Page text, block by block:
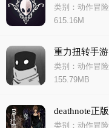
类别：动作冒险
615.16M
重力扭转手游
类别：动作冒险
155.79MB
deathnote正版
类别：动作冒险